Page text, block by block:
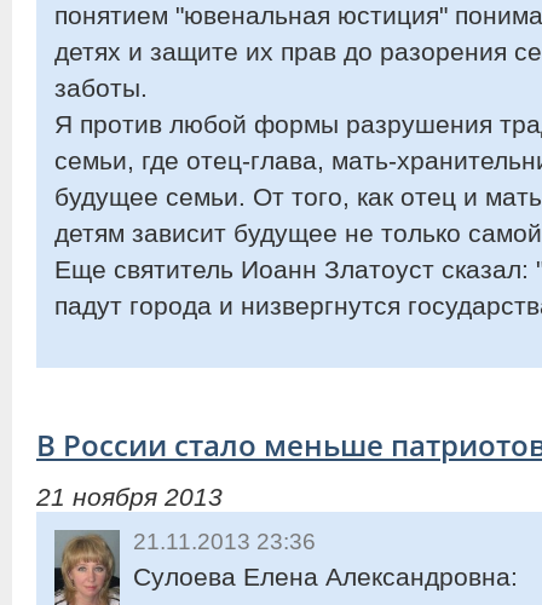
понятием "ювенальная юстиция"
детях и защите их прав до разорения
заботы.
Я против любой формы разрушения
семьи, где отец-глава, мать-
будущее семьи. От того, как отец и
детям зависит будущее не только
Еще святитель Иоанн Златоуст
падут города и низвергнутся
В России стало меньше
21 ноября 2013
21.11.2013 23:36
Сулоева Елена Александровна: